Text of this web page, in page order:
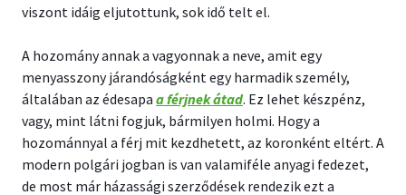
viszont idáig eljutottunk, sok idő telt el.
A hozomány annak a vagyonnak a neve, amit egy
menyasszony járandóságként egy harmadik személy,
általában az édesapa a férjnek átad. Ez lehet készpénz,
vagy, mint látni fogjuk, bármilyen holmi. Hogy a
hozománnyal a férj mit kezdhetett, az koronként eltért. A
modern polgári jogban is van valamiféle anyagi fedezet,
de most már házassági szerződések rendezik ezt a